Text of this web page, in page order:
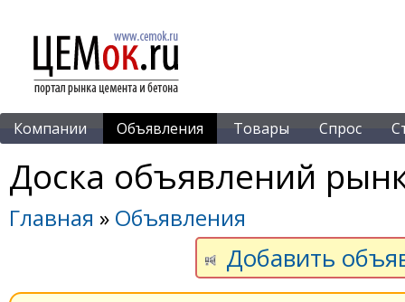
Компании Объявления Товары Спрос
Доска объявлений
Главная » Объявления
Добавить